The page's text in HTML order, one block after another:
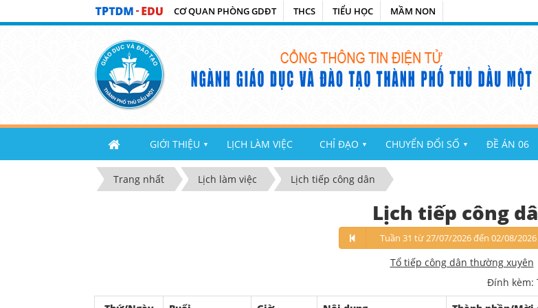
CƠ QUAN PHÒNG GDĐT THCS TIỂU HỌC MẦM NON
GIỚI THIỆU ▼ LỊCH LÀM VIỆC CHỈ ĐẠO ▼ CHUYỂN ĐỔI SỐ ▼ ĐỀ ÁN 06
Trang nhất Lịch làm việc Lịch tiếp công dân
Lịch tiếp công
Tuần 31 từ 27/07/2026 đến 02/08/2026
Tổ tiếp công dân thường xuyên
Đính kèm: